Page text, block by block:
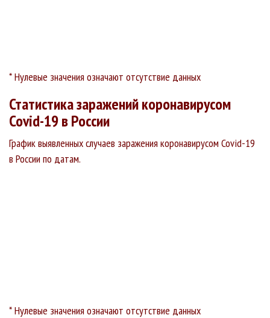
* Нулевые значения означают отсутствие данных
Статистика заражений коронавирусом
Covid-19 в России
График выявленных случаев заражения коронавирусом Covid-19
в России по датам.
* Нулевые значения означают отсутствие данных